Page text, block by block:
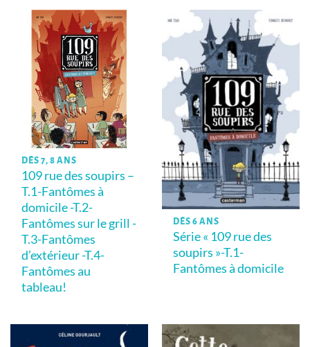
DÈS 7, 8 ANS
109 rue des soupirs –
T.1-Fantômes à
domicile -T.2-
Fantômes sur le grill -
T.3-Fantômes
d’extérieur -T.4-
Fantômes au
tableau!
DÈS 6 ANS
Série « 109 rue des
soupirs »-T.1-
Fantômes à domicile